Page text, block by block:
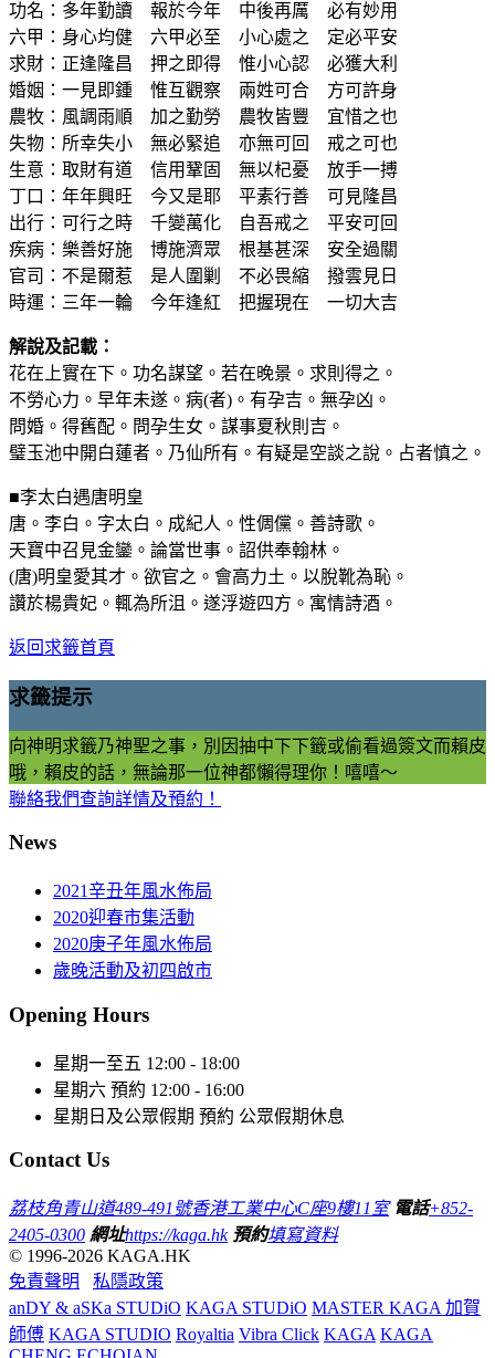
功名：多年勤讀 報於今年 中後再厲 必有妙用
六甲：身心均健 六甲必至 小心處之 定必平安
求財：正逢隆昌 押之即得 惟小心認 必獲大利
婚姻：一見即鍾 惟互觀察 兩姓可合 方可許身
農牧：風調雨順 加之勤勞 農牧皆豐 宜惜之也
失物：所幸失小 無必緊追 亦無可回 戒之可也
生意：取財有道 信用鞏固 無以杞憂 放手一搏
丁口：年年興旺 今又是耶 平素行善 可見隆昌
出行：可行之時 千變萬化 自吾戒之 平安可回
疾病：樂善好施 博施濟眾 根基甚深 安全過關
官司：不是爾惹 是人圍剿 不必畏縮 撥雲見日
時運：三年一輪 今年逢紅 把握現在 一切大吉
解說及記載：
花在上實在下。功名謀望。若在晚景。求則得之。
不勞心力。早年未遂。病(者)。有孕吉。無孕凶。
問婚。得舊配。問孕生女。謀事夏秋則吉。
璧玉池中開白蓮者。乃仙所有。有疑是空談之說。占者慎之。
■李太白遇唐明皇
唐。李白。字太白。成紀人。性倜儻。善詩歌。
天寶中召見金鑾。論當世事。詔供奉翰林。
(唐)明皇愛其才。欲官之。會高力土。以脫靴為恥。
讚於楊貴妃。輒為所沮。遂浮遊四方。寓情詩酒。
返回求籤首頁
求籤提示
向神明求籤乃神聖之事，別因抽中下下籤或偷看過簽文而賴皮
哦，賴皮的話，無論那一位神都懶得理你！嘻嘻～
聯絡我們查詢詳情及預約！
News
2021辛丑年風水佈局
2020迎春市集活動
2020庚子年風水佈局
歲晚活動及初四啟市
Opening Hours
星期一至五 12:00 - 18:00
星期六 預約 12:00 - 16:00
星期日及公眾假期 預約 公眾假期休息
Contact Us
荔枝角青山道489-491號香港工業中心C座9樓11室 電話+852-
2405-0300 網址https://kaga.hk 預約填寫資料
© 1996-2026 KAGA.HK
免責聲明
私隱政策
anDY & aSKa STUDiO KAGA STUDiO MASTER KAGA 加賀
師傅 KAGA STUDIO Royaltia Vibra Click KAGA KAGA